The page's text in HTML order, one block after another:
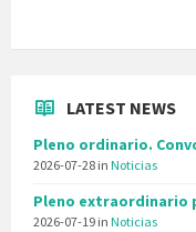
LATEST NEWS
Pleno ordinario.
2026-07-28 in Noticias
Pleno extraordinario
2026-07-19 in Noticias